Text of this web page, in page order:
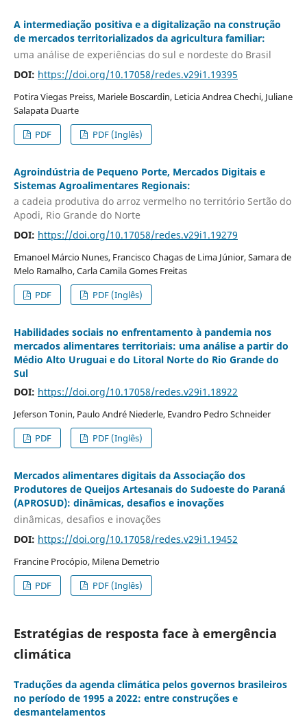
A intermediação positiva e a digitalização na construção
de mercados territorializados da agricultura familiar:
uma análise de experiências do sul e nordeste do Brasil
DOI: https://doi.org/10.17058/redes.v29i1.19395
Potira Viegas Preiss, Mariele Boscardin, Leticia Andrea Chechi, Juliane
Salapata Duarte
PDF
PDF (Inglês)
Agroindústria de Pequeno Porte, Mercados Digitais e
Sistemas Agroalimentares Regionais:
a cadeia produtiva do arroz vermelho no território Sertão do
Apodi, Rio Grande do Norte
DOI: https://doi.org/10.17058/redes.v29i1.19279
Emanoel Márcio Nunes, Francisco Chagas de Lima Júnior, Samara de
Melo Ramalho, Carla Camila Gomes Freitas
PDF
PDF (Inglês)
Habilidades sociais no enfrentamento à pandemia nos
mercados alimentares territoriais: uma análise a partir do
Médio Alto Uruguai e do Litoral Norte do Rio Grande do
Sul
DOI: https://doi.org/10.17058/redes.v29i1.18922
Jeferson Tonin, Paulo André Niederle, Evandro Pedro Schneider
PDF
PDF (Inglês)
Mercados alimentares digitais da Associação dos
Produtores de Queijos Artesanais do Sudoeste do Paraná
(APROSUD): dinâmicas, desafios e inovações
dinâmicas, desafios e inovações
DOI: https://doi.org/10.17058/redes.v29i1.19452
Francine Procópio, Milena Demetrio
PDF
PDF (Inglês)
Estratégias de resposta face à emergência
climática
Traduções da agenda climática pelos governos brasileiros
no período de 1995 a 2022: entre construções e
desmantelamentos